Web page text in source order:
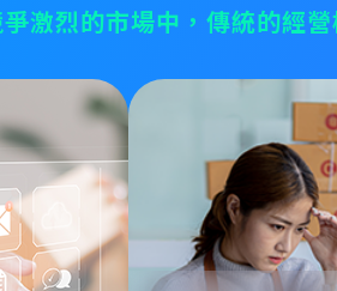
激烈的市場中，傳統的經